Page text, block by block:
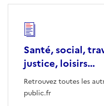
Santé, social,
justice, loisirs...
Retrouvez toutes les
public.fr